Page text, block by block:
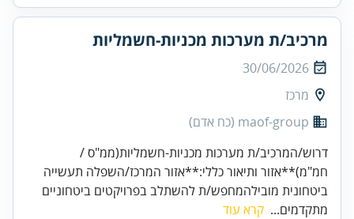
מרכיב/ת מערכות מכניות-חשמליות
30/06/2026
מרכז
maof-group (כח אדם)
דרוש/המרכיב/ת מערכות מכניות-חשמליות(ממ"ס /
חמ"מ)**אזור ותיאור כללי:**אזור המרכז/השפלה תעשייה
ביטחונית מובילהמחפש/ת להשתלב בפרויקטים ביטחוניים
מתקדמים... קרא עוד